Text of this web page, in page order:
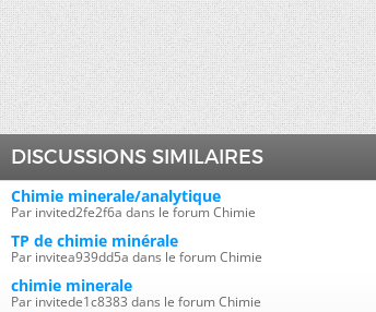
DISCUSSIONS SIMILAIRES
Chimie minerale/analytique
Par invited2fe2f6a dans le forum Chimie
TP de chimie minérale
Par invitea939dd5a dans le forum Chimie
chimie minerale
Par invitede1c8383 dans le forum Chimie